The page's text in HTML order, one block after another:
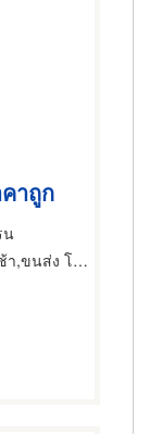
าถูก
น
ง โลจิสติกส์